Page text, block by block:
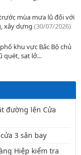
mùa mưa lũ đối với
xây dựng (30/07/2026)
khu vực Bắc Bộ chủ
quét, sạt lở...
đường lên Cửa
3 sân bay
Hiệp kiểm tra